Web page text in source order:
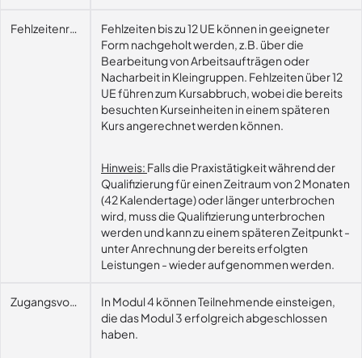
FehlzeitenregelungFehlzeiten bis zu 12 UE können in geeigneter
Form nachgeholt werden, z.B. über die
Bearbeitung von Arbeitsaufträgen oder
Nacharbeit in Kleingruppen. Fehlzeiten über 12
UE führen zum Kursabbruch, wobei die bereits
besuchten Kurseinheiten in einem späteren
Kurs angerechnet werden können.
Hinweis: Falls die Praxistätigkeit während der
Qualifizierung für einen Zeitraum von 2 Monaten
(42 Kalendertage) oder länger unterbrochen
wird, muss die Qualifizierung unterbrochen
werden und kann zu einem späteren Zeitpunkt -
unter Anrechnung der bereits erfolgten
Leistungen - wieder aufgenommen werden.
ZugangsvoraussetzungenIn Modul 4 können Teilnehmende einsteigen,
die das Modul 3 erfolgreich abgeschlossen
haben.